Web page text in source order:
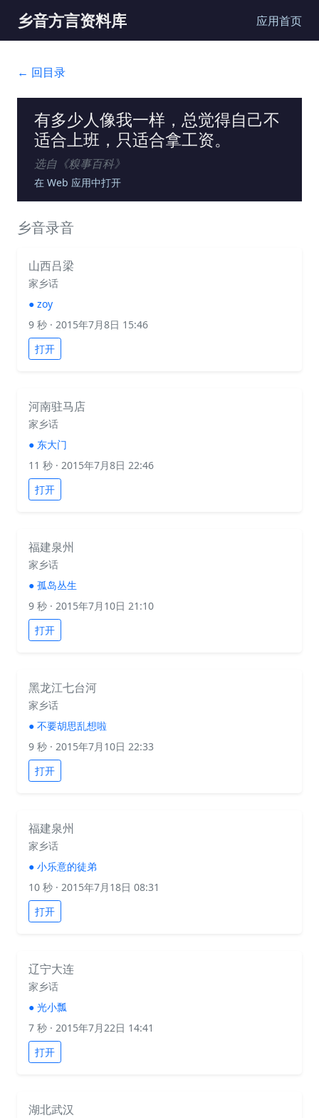
乡音方言资料库 应用首页
← 回目录
有多少人像我一样，总觉得自己不
适合上班，只适合拿工资。
选自《糗事百科》
在 Web 应用中打开
乡音录音
山西吕梁
家乡话
● zoy
9 秒 · 2015年7月8日 15:46
打开
河南驻马店
家乡话
● 东大门
11 秒 · 2015年7月8日 22:46
打开
福建泉州
家乡话
● 孤岛丛生
9 秒 · 2015年7月10日 21:10
打开
黑龙江七台河
家乡话
● 不要胡思乱想啦
9 秒 · 2015年7月10日 22:33
打开
福建泉州
家乡话
● 小乐意的徒弟
10 秒 · 2015年7月18日 08:31
打开
辽宁大连
家乡话
● 光小瓢
7 秒 · 2015年7月22日 14:41
打开
湖北武汉